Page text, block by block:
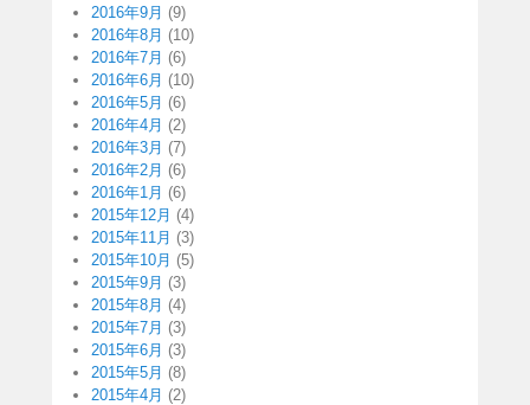
2016年9月 (9)
2016年8月 (10)
2016年7月 (6)
2016年6月 (10)
2016年5月 (6)
2016年4月 (2)
2016年3月 (7)
2016年2月 (6)
2016年1月 (6)
2015年12月 (4)
2015年11月 (3)
2015年10月 (5)
2015年9月 (3)
2015年8月 (4)
2015年7月 (3)
2015年6月 (3)
2015年5月 (8)
2015年4月 (2)